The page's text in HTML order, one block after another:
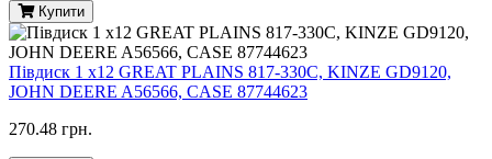
Купити
Півдиск 1 х12 GREAT PLAINS 817-330C, KINZE GD9120,
JOHN DEERE A56566, CASE 87744623
270.48 грн.